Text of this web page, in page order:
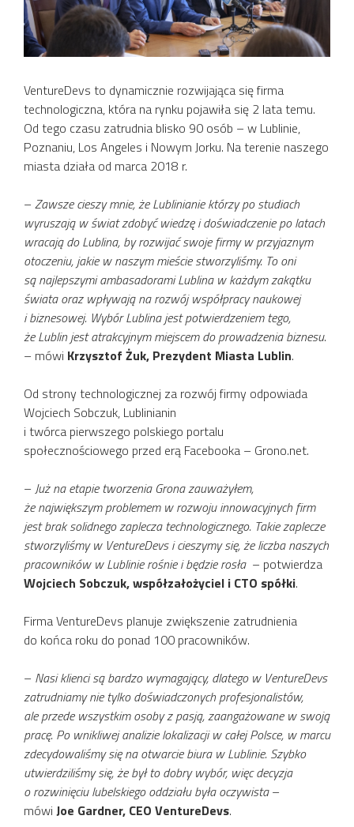
VentureDevs to dynamicznie rozwijająca się firma
technologiczna, która na rynku pojawiła się 2 lata temu.
Od tego czasu zatrudnia blisko 90 osób – w Lublinie,
Poznaniu, Los Angeles i Nowym Jorku. Na terenie naszego
miasta działa od marca 2018 r.
– Zawsze cieszy mnie, że Lublinianie którzy po studiach
wyruszają w świat zdobyć wiedzę i doświadczenie po latach
wracają do Lublina, by rozwijać swoje firmy w przyjaznym
otoczeniu, jakie w naszym mieście stworzyliśmy. To oni
są najlepszymi ambasadorami Lublina w każdym zakątku
świata oraz wpływają na rozwój współpracy naukowej
i biznesowej. Wybór Lublina jest potwierdzeniem tego,
że Lublin jest atrakcyjnym miejscem do prowadzenia biznesu.
– mówi Krzysztof Żuk, Prezydent Miasta Lublin.
Od strony technologicznej za rozwój firmy odpowiada
Wojciech Sobczuk, Lublinianin
i twórca pierwszego polskiego portalu
społecznościowego przed erą Facebooka – Grono.net.
– Już na etapie tworzenia Grona zauważyłem,
że największym problemem w rozwoju innowacyjnych firm
jest brak solidnego zaplecza technologicznego. Takie zaplecze
stworzyliśmy w VentureDevs i cieszymy się, że liczba naszych
pracowników w Lublinie rośnie i będzie rosła– potwierdza
Wojciech Sobczuk, współzałożyciel i CTO spółki.
Firma VentureDevs planuje zwiększenie zatrudnienia
do końca roku do ponad 100 pracowników.
– Nasi klienci są bardzo wymagający, dlatego w VentureDevs
zatrudniamy nie tylko doświadczonych profesjonalistów,
ale przede wszystkim osoby z pasją, zaangażowane w swoją
pracę. Po wnikliwej analizie lokalizacji w całej Polsce, w marcu
zdecydowaliśmy się na otwarcie biura w Lublinie. Szybko
utwierdziliśmy się, że był to dobry wybór, więc decyzja
o rozwinięciu lubelskiego oddziału była oczywista–
mówi Joe Gardner, CEO VentureDevs.